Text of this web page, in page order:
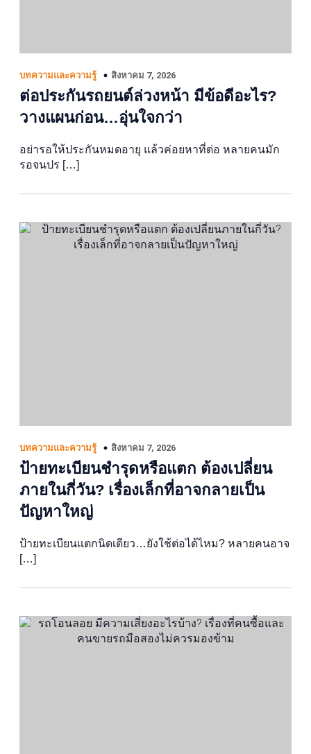
บทความและความรู้ สิงหาคม 7, 2026
ต่อประกันรถยนต์ล่วงหน้า มีข้อดีอะไร?
วางแผนก่อน…อุ่นใจกว่า
อย่ารอให้ประกันหมดอายุ แล้วค่อยหาที่ต่อ หลายคนมัก
รอจนปร […]
บทความและความรู้ สิงหาคม 7, 2026
ป้ายทะเบียนชำรุดหรือแตก ต้องเปลี่ยน
ภายในกี่วัน? เรื่องเล็กที่อาจกลายเป็น
ปัญหาใหญ่
ป้ายทะเบียนแตกนิดเดียว…ยังใช้ต่อได้ไหม? หลายคนอาจ
[…]